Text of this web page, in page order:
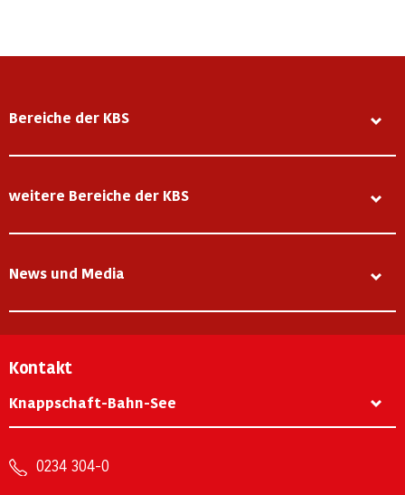
Bereiche der KBS
weitere Bereiche der KBS
News und Media
Kontakt
Knappschaft-Bahn-See
0234 304-0